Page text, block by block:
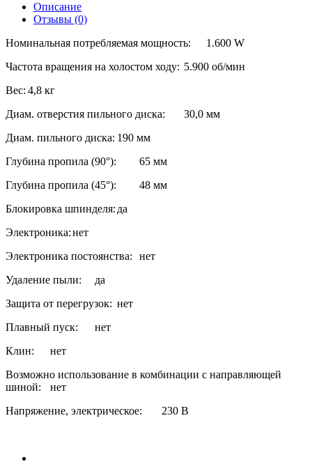
Описание
Отзывы (0)
Номинальная потребляемая мощность:
1.600 W
Частота вращения на холостом ходу: 5.900 об/мин
Вес: 4,8 кг
Диам. отверстия пильного диска:
30,0 мм
Диам. пильного диска: 190 мм
Глубина пропила (90°):
65 мм
Глубина пропила (45°):
48 мм
Блокировка шпинделя: да
Электроника:нет
Электроника постоянства:
нет
Удаление пыли:
да
Защита от перегрузок: нет
Плавный пуск:
нет
Клин:
нет
Возможно использование в комбинации с направляющей
шиной:
нет
Напряжение, электрическое:
230 В